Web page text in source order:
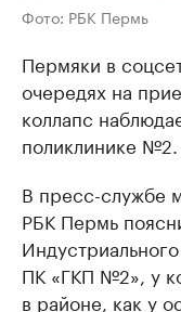
Фото: РБК Пермь
Пермяки в
очередях на
коллапс
поликлинике №2.
В пресс-службе
РБК Пермь
ПК «ГКП №2», у
в районе, как у